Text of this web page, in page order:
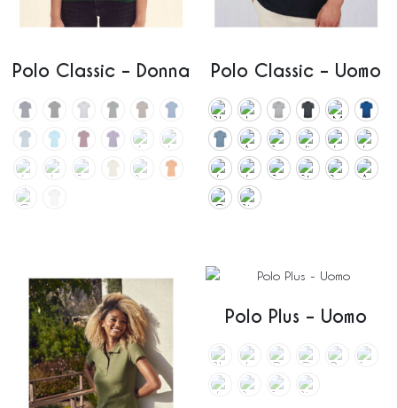
Polo Classic – Donna Polo Classic – Uomo
Polo Plus – Uomo